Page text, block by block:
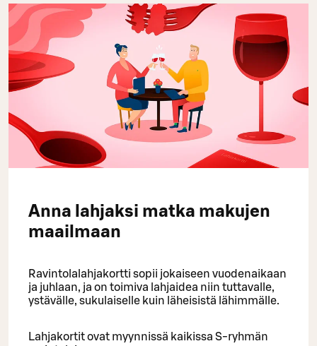
Anna lahjaksi matka makujen
maailmaan
Ravintolalahjakortti sopii jokaiseen vuodenaikaan
ja juhlaan, ja on toimiva lahjaidea niin tuttavalle,
ystävälle, sukulaiselle kuin läheisistä lähimmälle.
Lahjakortit ovat myynnissä kaikissa S-ryhmän